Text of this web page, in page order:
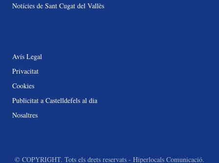
Notícies de Sant Cugat del Vallès
Avís Legal
Privacitat
Cookies
Publicitat a Castelldefels al dia
Nosaltres
© COPYRIGHT. Tots els drets reservats - Hiperlocals Comunicació.